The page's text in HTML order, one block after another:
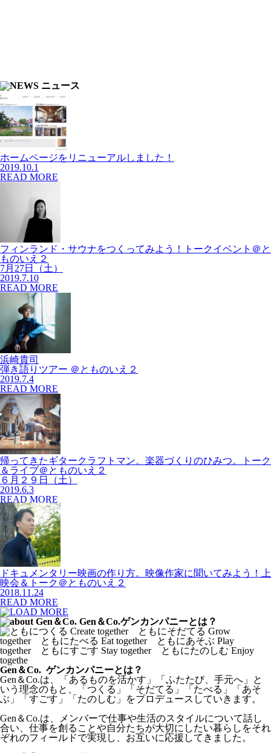
ホームページをリニューアルしました！
2019.10.1
READ MORE
フィンランド・サウナをつくってみよう！トークイベント＠と
ものいえ２
7月27日（土）
2019.7.10
READ MORE
浜崎貴司
弾き語りツアー ＠とものいえ２
2019.7.4
READ MORE
帰ってきたギタークラフトマン。楽器づくりのひみつ。トーク
＆ライブ＠とものいえ２
６月２９日（土）
2019.6.3
READ MORE
ドキュメンタリー映画の作り方。映像作家に聞いてみよう！上
映会＆トーク＠とものいえ２
2018.11.24
READ MORE
Gen＆Co. ゲンカンパニーとは？
Gen＆Co.は、「あるものを活かす」「ふたたび、手元へ」と
いう理念のもと、「つくる」「そだてる」「たべる」「あそ
ぶ」「すごす」「たのしむ」をプロデュースしていきます。
Gen＆Co.は、メンバーで仕事や生活のスタイルについて話し
合い、仕事を創ることや自分たちが大切にしたい暮らしをそれ
ぞれのフィールドで実現し、お互いに応援してきました。